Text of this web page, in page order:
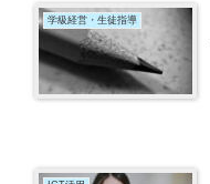
学級経営・生徒指導